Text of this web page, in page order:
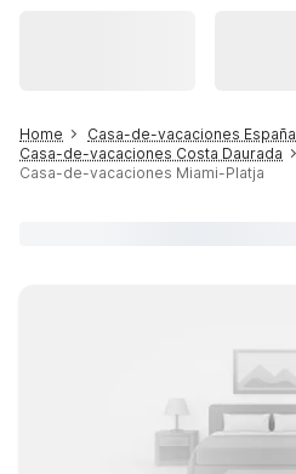
Home
Casa-de-vacaciones España
Casa-de-vacaciones Costa Daurada
Casa-de-vacaciones Miami-Platja